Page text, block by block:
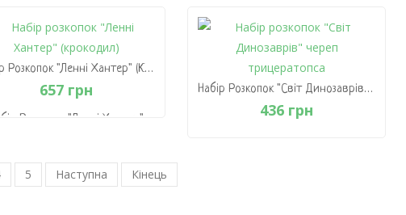
277 грн
В Кошик
436 грн
В Кошик
Набір Розкопок "Ленні Хантер" (крокодил)
657 грн
Розкопок "Ленні Хантер"
Набір Розкопок "Світ Динозаврів" Череп Трицератопса
436 грн
5 Наступна Кінець